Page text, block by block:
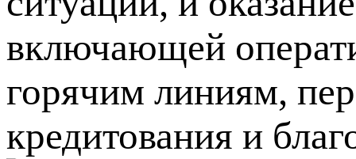
включающей
горячим линиям,
кредитования и